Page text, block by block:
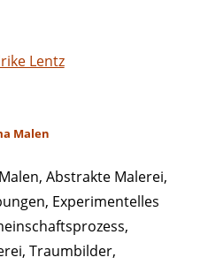
Malen
Abstrakte Malerei,
Experimentelles
Traumbilder,